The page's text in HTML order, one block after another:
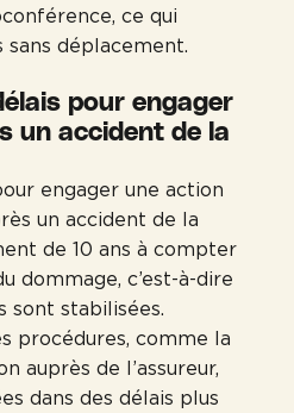
ce qui
déplacement.
pour engager
un accident de la
engager une action
un accident de la
de 10 ans à compter
dommage, c’est-à-dire
sont stabilisées.
procédures, comme la
auprès de l’assureur,
dans des délais plus